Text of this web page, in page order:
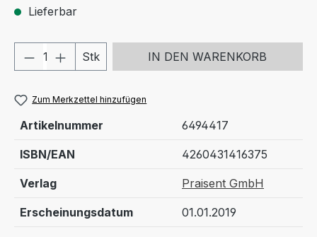
Lieferbar
Produkt Anzahl: Gib den
Stk IN DEN WARENKORB
Zum Merkzettel hinzufügen
Artikelnummer 6494417
ISBN/EAN 4260431416375
Verlag Praisent GmbH
Erscheinungsdatum 01.01.2019